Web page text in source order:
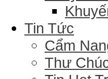
Tin Tức
Cẩm
Thư